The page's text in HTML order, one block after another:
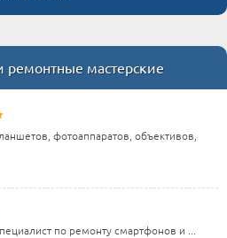
мастерские
фотоаппаратов, объективов,
по ремонту смартфонов и ...